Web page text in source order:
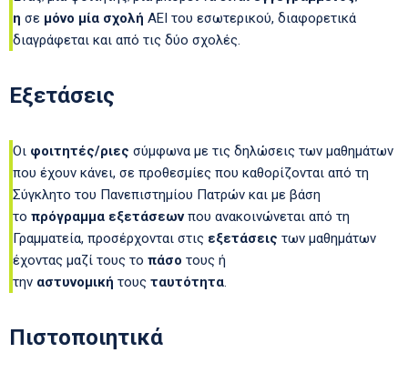
η σε μόνο μία σχολή ΑΕΙ του εσωτερικού, διαφορετικά
διαγράφεται και από τις δύο σχολές.
Εξετάσεις
Οι φοιτητές/ριες σύμφωνα με τις δηλώσεις των μαθημάτων
που έχουν κάνει, σε προθεσμίες που καθορίζονται από τη
Σύγκλητο του Πανεπιστημίου Πατρών και με βάση
το πρόγραμμα εξετάσεωνπου ανακοινώνεται από τη
Γραμματεία, προσέρχονται στις εξετάσεις των μαθημάτων
έχοντας μαζί τους το πάσο τους ή
την αστυνομική τους ταυτότητα.
Πιστοποιητικά